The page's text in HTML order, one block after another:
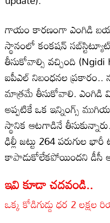
గాయం కారణంగా ఎంగిడి
స్థానంలో కంకషన్
తీసుకోవాల్సి వచ్చింది
ఐపీఎల్ నిబంధనల ప్రకారం..
మాత్రమే తీసుకోవాలి. ఎంగిడి
అప్పటికే ఒక ఇన్నింగ్స్
స్థానిక ఆటగాడినే
ఢిల్లీ జట్టు 264 పరుగుల భారీ
కాపాడుకోలేకపోయిందని డీసీ
ఇవి కూడా చదవండి..
ఒక్క కోడిగుడ్డు ధర 2